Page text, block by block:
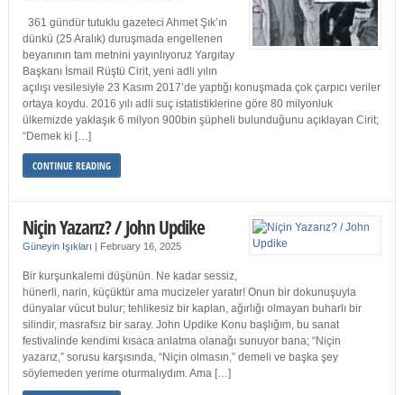
361 gündür tutuklu gazeteci Ahmet Şık’ın
dünkü (25 Aralık) duruşmada engellenen
beyanının tam metnini yayınlıyoruz Yargıtay
Başkanı İsmail Rüştü Cirit, yeni adli yılın
açılışı vesilesiyle 23 Kasım 2017’de yaptığı konuşmada çok çarpıcı veriler
ortaya koydu. 2016 yılı adli suç istatistiklerine göre 80 milyonluk
ülkemizde yaklaşık 6 milyon 900bin şüpheli bulunduğunu açıklayan Cirit;
“Demek ki […]
CONTINUE READING
Niçin Yazarız? / John Updike
Güneyin Işıkları | February 16, 2025
Bir kurşunkalemi düşünün. Ne kadar sessiz,
hünerli, narin, küçüktür ama mucizeler yaratır! Onun bir dokunuşuyla
dünyalar vücut bulur; tehlikesiz bir kaplan, ağırlığı olmayan buharlı bir
silindir, masrafsız bir saray. John Updike Konu başlığım, bu sanat
festivalinde kendimi kısaca anlatma olanağı sunuyor bana; “Niçin
yazarız,” sorusu karşısında, “Niçin olmasın,” demeli ve başka şey
söylemeden yerime oturmalıydım. Ama […]